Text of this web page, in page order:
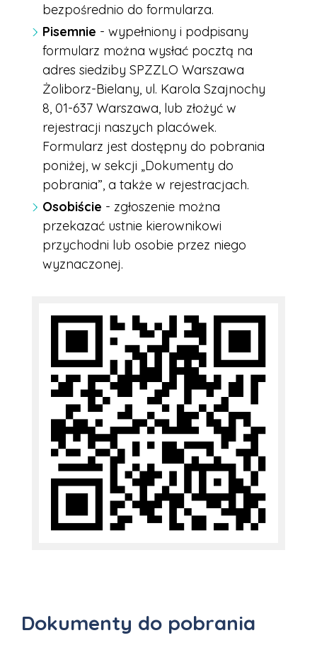
bezpośrednio do formularza.
Pisemnie - wypełniony i podpisany
formularz można wysłać pocztą na
adres siedziby SPZZLO Warszawa
Żoliborz-Bielany, ul. Karola Szajnochy
8, 01-637 Warszawa, lub złożyć w
rejestracji naszych placówek.
Formularz jest dostępny do pobrania
poniżej, w sekcji „Dokumenty do
pobrania”, a także w rejestracjach.
Osobiście - zgłoszenie można
przekazać ustnie kierownikowi
przychodni lub osobie przez niego
wyznaczonej.
Dokumenty do pobrania